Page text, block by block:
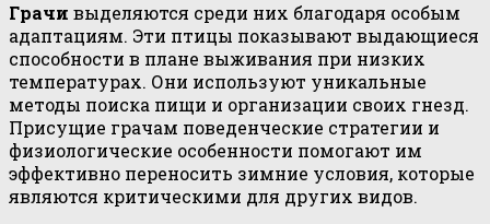
Грачи выделяются среди них благодаря особым
адаптациям. Эти птицы показывают выдающиеся
способности в плане выживания при низких
температурах. Они используют уникальные
методы поиска пищи и организации своих гнезд.
Присущие грачам поведенческие стратегии и
физиологические особенности помогают им
эффективно переносить зимние условия, которые
являются критическими для других видов.